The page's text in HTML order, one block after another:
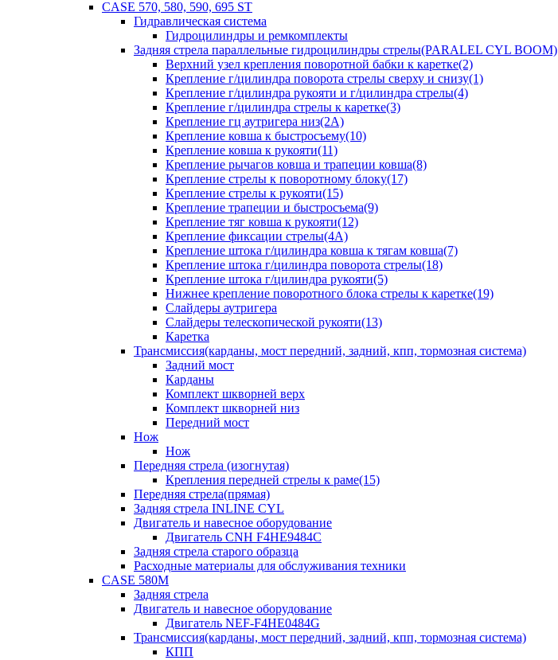
CASE 570, 580, 590, 695 ST
Гидравлическая система
Гидроцилиндры и ремкомплекты
Задняя стрела параллельные гидроцилиндры стрелы(PARALEL CYL BOOM)
Верхний узел крепления поворотной бабки к каретке(2)
Крепление г/цилиндра поворота стрелы сверху и снизу(1)
Крепление г/цилиндра рукояти и г/цилиндра стрелы(4)
Крепление г/цилиндра стрелы к каретке(3)
Крепление гц аутригера низ(2А)
Крепление ковша к быстросъему(10)
Крепление ковша к рукояти(11)
Крепление рычагов ковша и трапеции ковша(8)
Крепление стрелы к поворотному блоку(17)
Крепление стрелы к рукояти(15)
Крепление трапеции и быстросъема(9)
Крепление тяг ковша к рукояти(12)
Крепление фиксации стрелы(4A)
Крепление штока г/цилиндра ковша к тягам ковша(7)
Крепление штока г/цилиндра поворота стрелы(18)
Крепление штока г/цилиндра рукояти(5)
Нижнее крепление поворотного блока стрелы к каретке(19)
Слайдеры аутригера
Слайдеры телескопической рукояти(13)
Каретка
Трансмиссия(карданы, мост передний, задний, кпп, тормозная система)
Задний мост
Карданы
Комплект шкворней верх
Комплект шкворней низ
Передний мост
Нож
Нож
Передняя стрела (изогнутая)
Крепления передней стрелы к раме(15)
Передняя стрела(прямая)
Задняя стрела INLINE CYL
Двигатель и навесное оборудование
Двигатель CNH F4HE9484C
Задняя стрела старого образца
Расходные материалы для обслуживания техники
CASE 580M
Задняя стрела
Двигатель и навесное оборудование
Двигатель NEF-F4HE0484G
Трансмиссия(карданы, мост передний, задний, кпп, тормозная система)
КПП